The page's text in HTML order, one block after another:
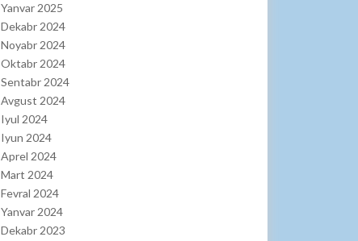
Yanvar 2025
Dekabr 2024
Noyabr 2024
Oktabr 2024
Sentabr 2024
Avgust 2024
Iyul 2024
Iyun 2024
Aprel 2024
Mart 2024
Fevral 2024
Yanvar 2024
Dekabr 2023